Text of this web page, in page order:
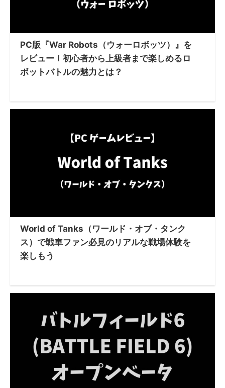
PC版『War Robots（ウォーロボッツ）』を
レビュー！初心者から上級者まで楽しめるロ
ボットバトルの魅力とは？
World of Tanks（ワールド・オブ・タンク
ス）で戦車ファン必見のリアルな戦場体験を
楽しもう